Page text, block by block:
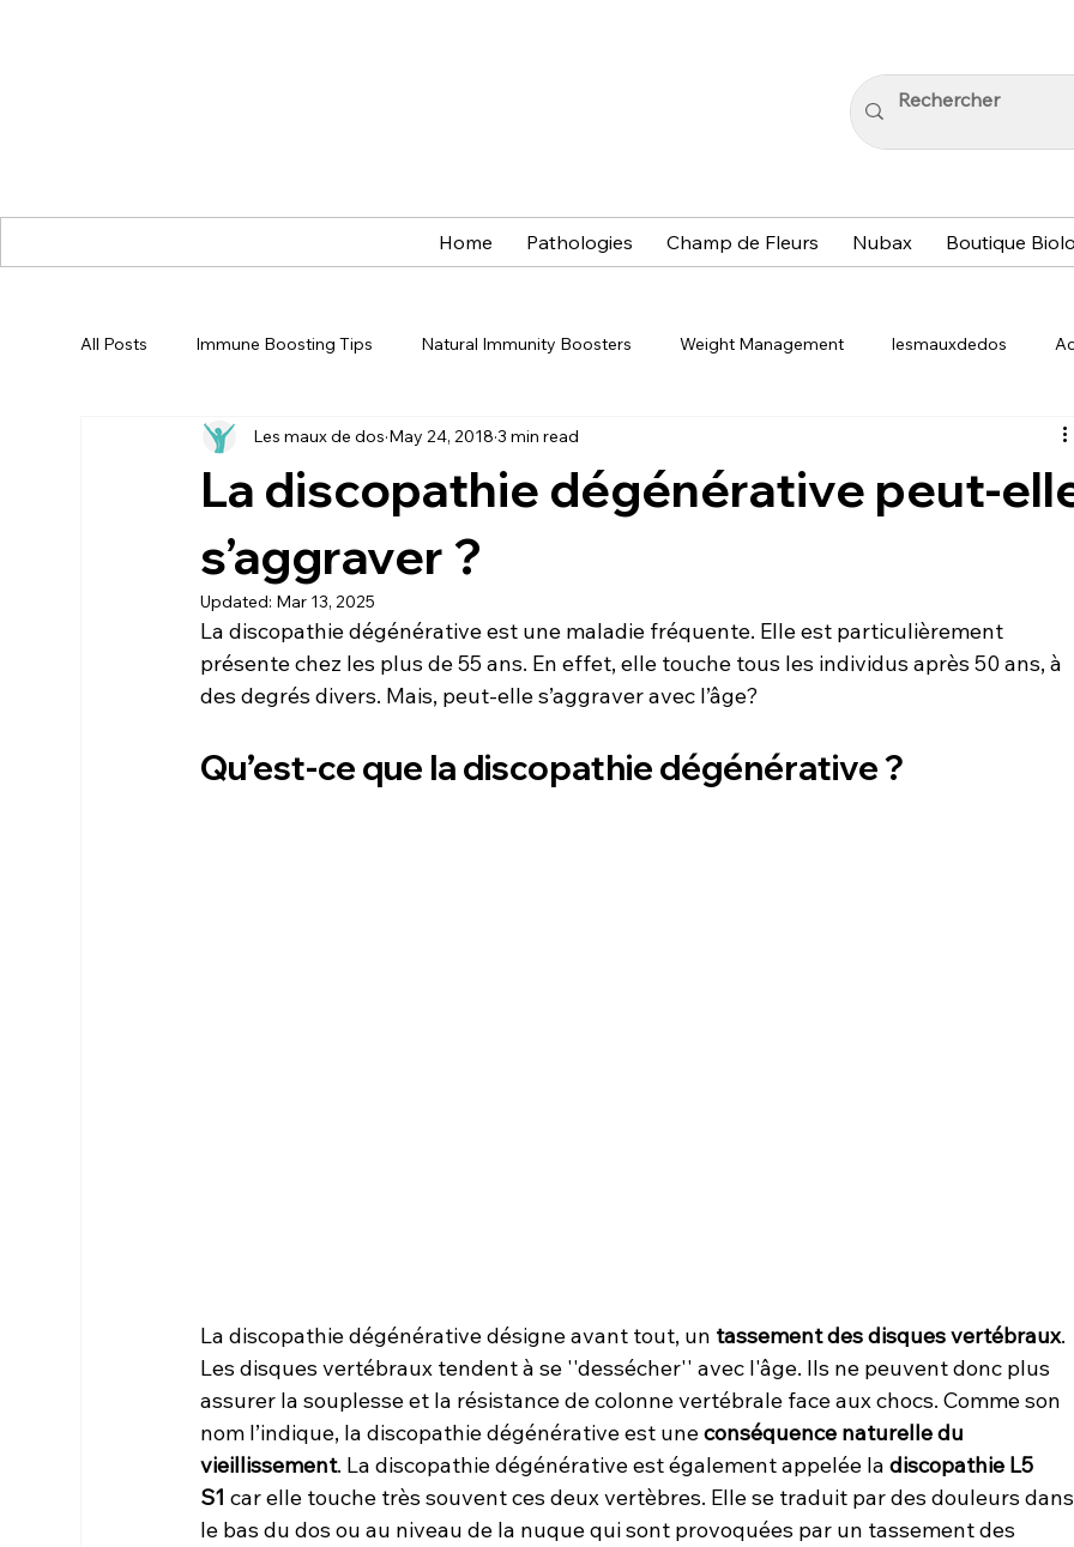
Home Pathologies Champ de Fleurs Nubax Boutique
All Posts Immune Boosting Tips Natural Immunity Boosters Weight Management lesmauxdedos
Immunity Boost Champ de Fleurs Healthy Living
Healthy Living
La discopathie dégénérative peut-
s’aggraver ?
Les maux de dos May 24, 2018 3 min read
Updated: Mar 13, 2025
La discopathie dégénérative est une maladie fréquente. Elle est particulièrement
présente chez les plus de 55 ans. En effet, elle touche tous les individus après 50 ans, à
des degrés divers. Mais, peut-elle s’aggraver avec l’âge?
Qu’est-ce que la discopathie dégénérative ?
La discopathie dégénérative désigne avant tout, un tassement des disques vertébraux.
Les disques vertébraux tendent à se ''dessécher'' avec l'âge. Ils ne peuvent donc plus
assurer la souplesse et la résistance de colonne vertébrale face aux chocs. Comme son
nom l’indique, la discopathie dégénérative est une conséquence naturelle du
vieillissement. La discopathie dégénérative est également appelée la discopathie L5
S1 car elle touche très souvent ces deux vertèbres. Elle se traduit par des douleurs
le bas du dos ou au niveau de la nuque qui sont provoquées par un tassement des